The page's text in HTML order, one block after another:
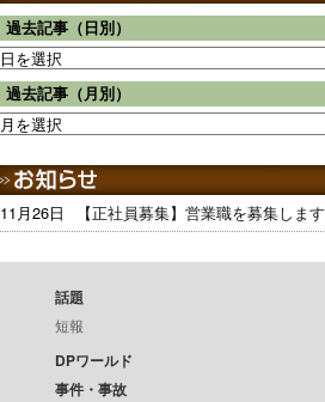
過去記事（日別）
過去記事（月別）
11月26日 【正社員募集】営業職を募集します
話題
短報
DPワールド
事件・事故